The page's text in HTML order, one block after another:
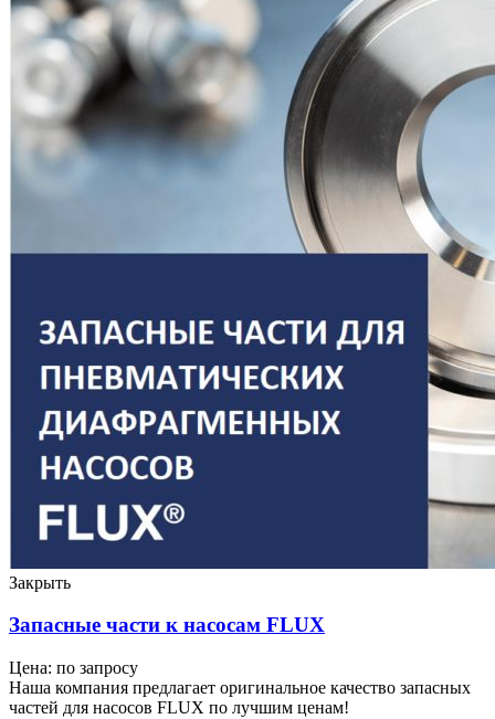
Закрыть
Запасные части к насосам FLUX
Цена: по запросу
Наша компания предлагает оригинальное качество запасных
частей для насосов FLUX по лучшим ценам!